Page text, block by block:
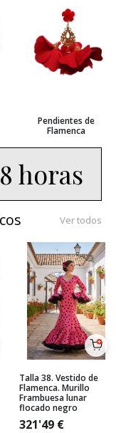
Pendientes de
Flamenca
horas
Ver todos
Talla 38. Vestido de
Flamenca. Murillo
Frambuesa lunar
flocado negro
321'49 €